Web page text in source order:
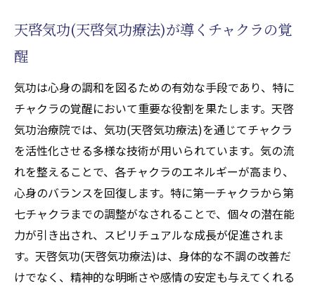
天啓気功(天啓気功療法)が導くチャクラの覚
醒
気功は心身の調和を図るための有効な手段であり、特に
チャクラの覚醒において重要な役割を果たします。天啓
気功治療院では、気功(天啓気功療法)を通じてチャクラ
を活性化させる多様な技術が用いられています。気の流
れを整えることで、各チャクラのエネルギーが高まり、
心身のバランスを回復します。特に第一チャクラから第
七チャクラまでの調整がなされることで、個々の潜在能
力が引き出され、スピリチュアルな成長が促進されま
す。天啓気功(天啓気功療法)は、身体的な不調の改善だ
けでなく、精神的な明晰さや感情の安定も与えてくれる